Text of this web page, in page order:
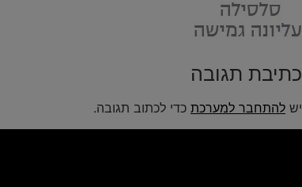
כתיבת תגובה
יש להתחבר למערכת כדי לכתוב תגובה.